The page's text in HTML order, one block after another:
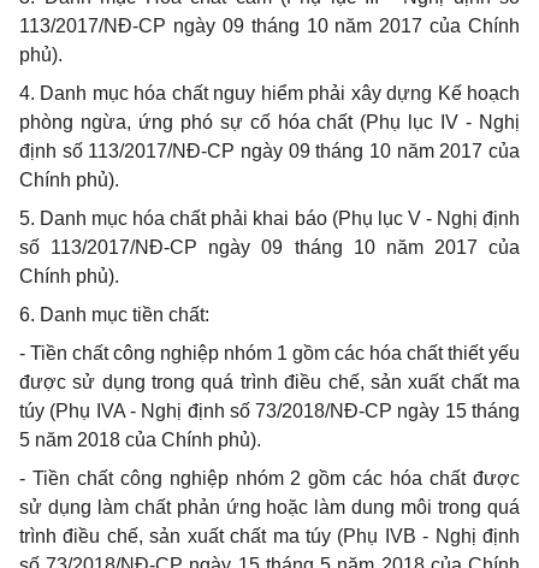
113/2017/NĐ-CP ngày 09 tháng 10 năm 2017 của Chính
phủ).
4. Danh mục hóa chất nguy hiểm phải xây dựng Kế hoạch
phòng ngừa, ứng phó sự cố hóa chất (Phụ lục IV - Nghị
định số 113/2017/NĐ-CP ngày 09 tháng 10 năm 2017 của
Chính phủ).
5. Danh mục hóa chất phải khai báo (Phụ lục V - Nghị định
số 113/2017/NĐ-CP ngày 09 tháng 10 năm 2017 của
Chính phủ).
6. Danh mục tiền chất:
- Tiền chất công nghiệp nhóm 1 gồm các hóa chất thiết yếu
được sử dụng trong quá trình điều chế, sản xuất chất ma
túy (Phụ IVA - Nghị định số 73/2018/NĐ-CP ngày 15 tháng
5 năm 2018 của Chính phủ).
- Tiền chất công nghiệp nhóm 2 gồm các hóa chất được
sử dụng làm chất phản ứng hoặc làm dung môi trong quá
trình điều chế, sản xuất chất ma túy (Phụ IVB - Nghị định